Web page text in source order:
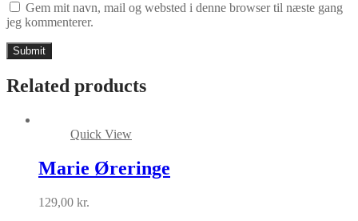
Gem mit navn, mail og websted i denne browser til næste gang
jeg kommenterer.
Related products
Quick View
Marie Øreringe
129,00 kr.